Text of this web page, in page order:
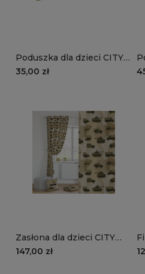
Poduszka dla dzieci CITY
LIFE wzór D120 |
35,00 zł
Zasłona dla dzieci CITY
LIFE wzór D120 |
147,00 zł